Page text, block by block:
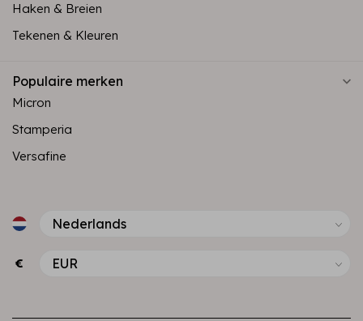
Haken & Breien
Tekenen & Kleuren
Populaire merken
Micron
Stamperia
Versafine
€